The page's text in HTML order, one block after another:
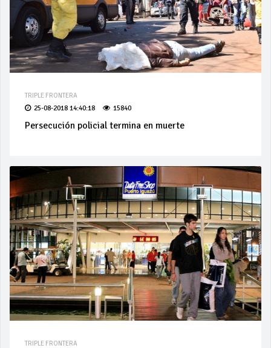
TRIPLE FRONTERA
25-08-2018 14:40:18 15840
Persecución policial termina en muerte
TRIPLE FRONTERA